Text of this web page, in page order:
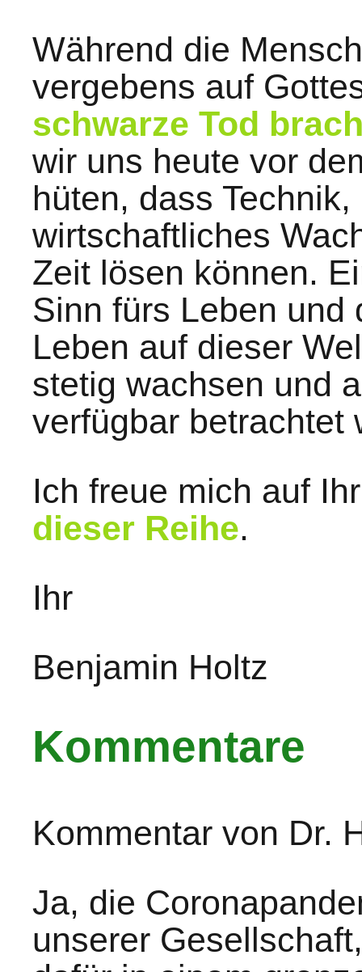
Während die
vergebens auf
schwarze Tod
wir uns heute vor
hüten, dass
wirtschaftliches
Zeit lösen können.
Sinn fürs Leben und
Leben auf dieser
stetig wachsen und
verfügbar betrachtet
Ich freue mich auf
dieser Reihe.
Ihr
Benjamin Holtz
Kommentare
Kommentar von Dr.
Ja, die
unserer